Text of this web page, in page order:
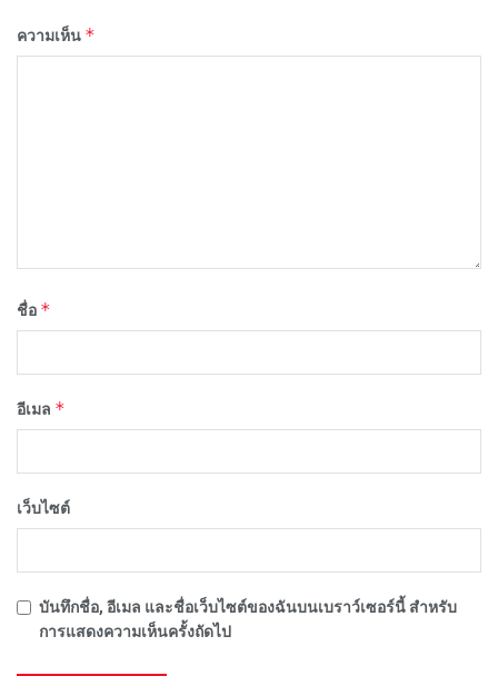
ความเห็น *
ชื่อ *
อีเมล *
เว็บไซต์
บันทึกชื่อ, อีเมล และชื่อเว็บไซต์ของฉันบนเบราว์เซอร์นี้ สำหรับ
การแสดงความเห็นครั้งถัดไป